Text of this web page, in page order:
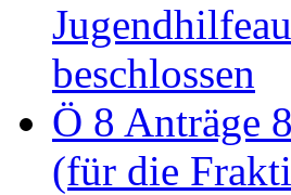
beschlossen
Ö 8 Anträge
(für die